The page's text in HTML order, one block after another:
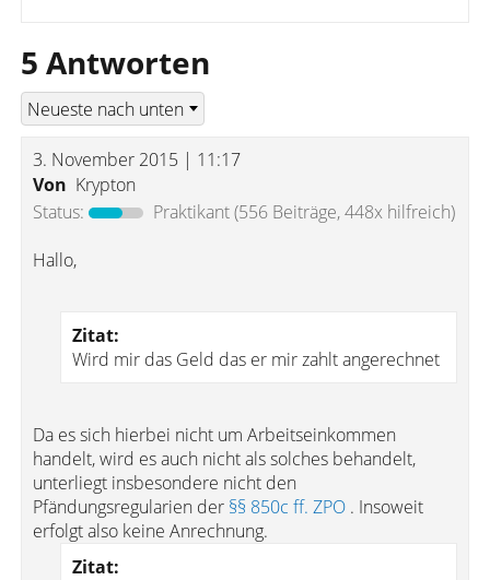
5 Antworten
3. November 2015 | 11:17
Von Krypton
Status:
Praktikant(556 Beiträge, 448x hilfreich)
Hallo,
Zitat:
Wird mir das Geld das er mir zahlt angerechnet
Da es sich hierbei nicht um Arbeitseinkommen
handelt, wird es auch nicht als solches behandelt,
unterliegt insbesondere nicht den
Pfändungsregularien der §§ 850c ff. ZPO. Insoweit
erfolgt also keine Anrechnung.
Zitat: